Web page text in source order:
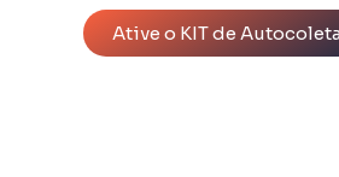
Ative o KIT de